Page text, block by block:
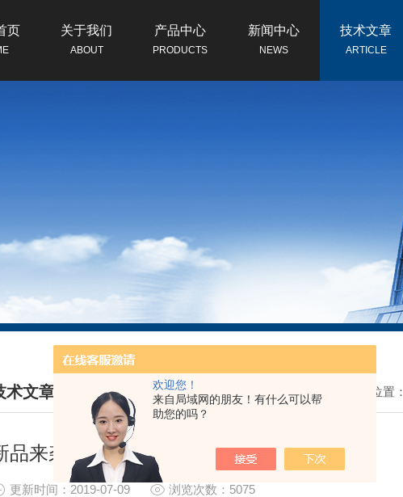
欢迎您！
来自局域网的朋友！有什么可以帮
助您的吗？
页 关于我们
ABOUT
产品中心
PRODUCTS
新闻中心
NEWS
技术文章
ARTICLE
术文章
ARTICLES
我的位置：
品来袭----高能振荡撞击式球磨仪MM500
更新时间：2019-07-09 浏览次数：5075